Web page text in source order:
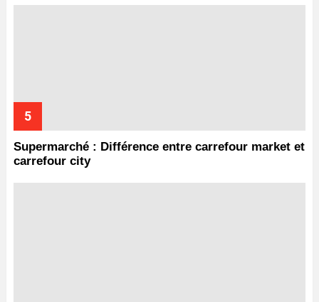
Supermarché : Différence entre carrefour market et
carrefour city